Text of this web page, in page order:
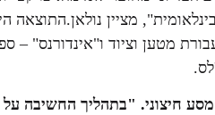
מציין נולאן.התוצאה
מטען וציוד ו"אינדורנס"
חיצוני. "בתהליך החשיבה על